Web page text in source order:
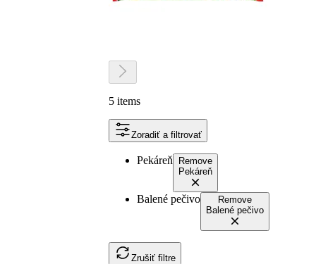
5 items
Zoradiť a filtrovať
Pekáreň
Remove
Pekáreň
Balené pečivo
Remove
Balené pečivo
Zrušiť filtre